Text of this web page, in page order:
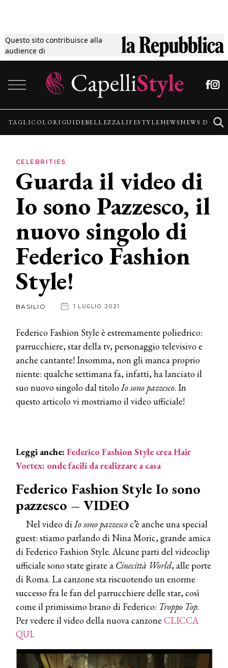
Questo sito contribuisce alla
audience di
Tagli
Colori
Guide
Lifestyle
News
News
dalle
aziende
TAGLICOLORI GUIDEBELLEZZALIFESTYLENEWSNEWS
CELEBRITIES
Guarda il video di
Io sono Pazzesco, il
nuovo singolo di
Federico Fashion
Style!
BASILIO 1 LUGLIO 2021
Federico Fashion Style è estremamente poliedrico:
parrucchiere, star della tv, personaggio televisivo e
anche cantante! Insomma, non gli manca proprio
niente: qualche settimana fa, infatti, ha lanciato il
suo nuovo singolo dal titoloIo sono pazzesco. In
questo articolo vi mostriamo il video ufficiale!
Leggi anche: Federico Fashion Style crea Hair
Vortex: onde facili da realizzare a casa
Federico Fashion Style Io sono
pazzesco – VIDEO
Nel video diIo sono pazzescoc’è anche una special
guest: stiamo parlando di Nina Moric, grande amica
di Federico Fashion Style. Alcune parti del videoclip
ufficiale sono state girate a Cinecittà World, alle porte
di Roma. La canzone sta riscuotendo un enorme
successo fra le fan del parrucchiere delle star, così
come il primissimo brano di Federico: Troppo Top.
Per vedere il video della nuova canzone CLICCA
QUI.